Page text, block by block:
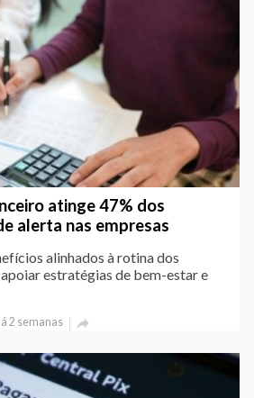
atinge 47% dos
alerta nas empresas
alinhados à rotina dos
estratégias de bem-estar e
2 semanas 